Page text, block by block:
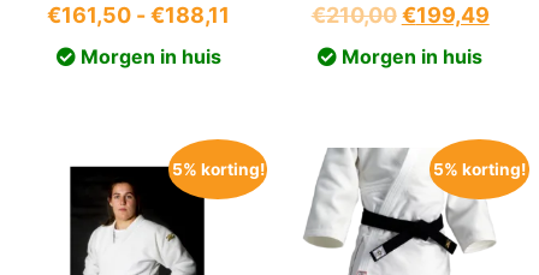
€161,50 - €188,11 Prijsklasse:
Morgen in huis
€210,00
prijs
€199,49
Morgen in huis
5% korting! 5% korting!